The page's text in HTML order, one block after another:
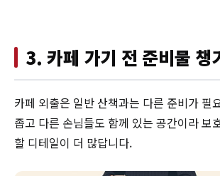
3. 카페 가기 전 준비물 챙
카페 외출은 일반 산책과는 다른 준비가 필
좁고 다른 손님들도 함께 있는 공간이라 보
할 디테일이 더 많답니다.